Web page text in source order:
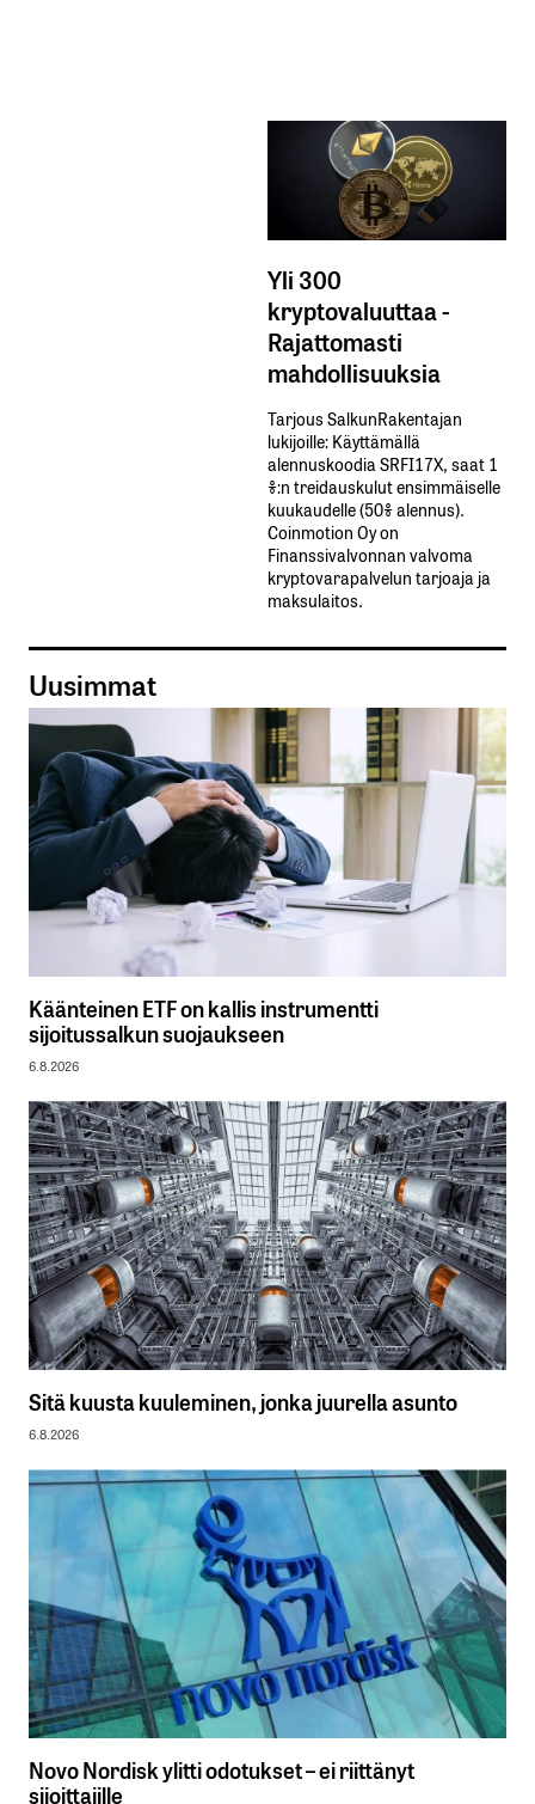
Yli 300
kryptovaluuttaa -
Rajattomasti
mahdollisuuksia
Tarjous SalkunRakentajan
lukijoille: Käyttämällä​ ​
alennuskoodia​ ​SRFI17X,​ ​saat​ ​1
%:n treidauskulut​ ​ensimmäiselle​ ​
kuukaudelle​ ​(50%​ ​alennus).
Coinmotion Oy on
Finanssivalvonnan valvoma
kryptovarapalvelun tarjoaja ja
maksulaitos.
Uusimmat
Käänteinen ETF on kallis instrumentti
sijoitussalkun suojaukseen
6.8.2026
Sitä kuusta kuuleminen, jonka juurella asunto
6.8.2026
Novo Nordisk ylitti odotukset – ei riittänyt
sijoittajille